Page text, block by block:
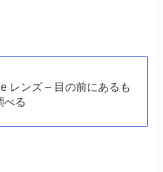
レンズ – 目の前にあるも
べる